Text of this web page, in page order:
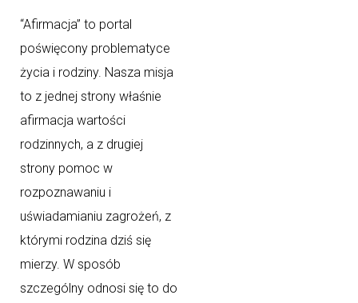
“Afirmacja” to portal
poświęcony problematyce
życia i rodziny. Nasza misja
to z jednej strony właśnie
afirmacja wartości
rodzinnych, a z drugiej
strony pomoc w
rozpoznawaniu i
uświadamianiu zagrożeń, z
którymi rodzina dziś się
mierzy. W sposób
szczególny odnosi się to do